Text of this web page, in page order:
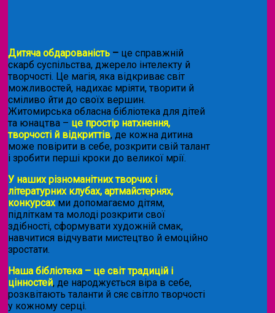
Дитяча обдарованість – це справжній
скарб суспільства, джерело інтелекту й
творчості. Це магія, яка відкриває світ
можливостей, надихає мріяти, творити й
сміливо йти до своїх вершин.
Житомирська обласна бібліотека для дітей
та юнацтва – це простір натхнення,
творчості й відкриттів, де кожна дитина
може повірити в себе, розкрити свій талант
і зробити перші кроки до великої мрії.
У наших різноманітних творчих і
літературних клубах, артмайстернях,
конкурсахми допомагаємо дітям,
підліткам та молоді розкрити свої
здібності, сформувати художній смак,
навчитися відчувати мистецтво й емоційно
зростати.
Наша бібліотека – це світ традицій і
цінностей, де народжується віра в себе,
розквітають таланти й сяє світло творчості
у кожному серці.